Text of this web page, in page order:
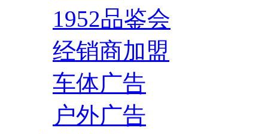
1952品鉴会
经销商加盟
车体广告
户外广告